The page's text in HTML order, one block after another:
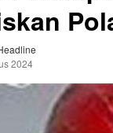
2024